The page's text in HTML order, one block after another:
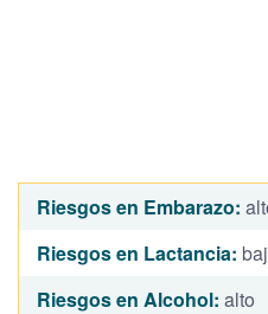
Riesgos en Embarazo:
Riesgos en Lactancia:
Riesgos en Alcohol: alto